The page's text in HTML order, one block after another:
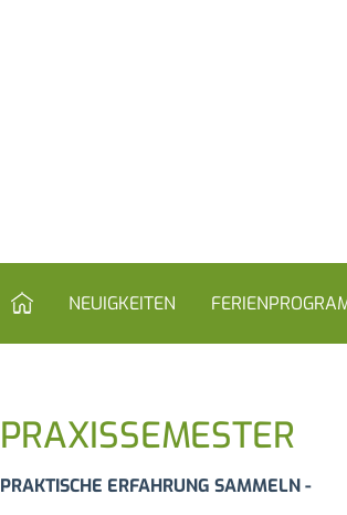
HOME NEUIGKEITEN
PRAXISSEMESTER
PRAKTISCHE ERFAHRUNG SAMMELN -